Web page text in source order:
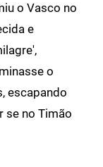
o Vasco no
e
o
escapando
se no Timão